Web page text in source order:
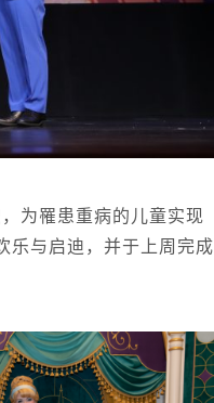
为罹患重病的儿童实现
乐与启迪，并于上周完成